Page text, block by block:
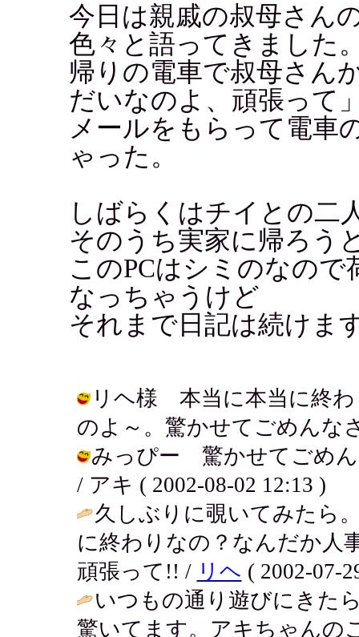
今日は親戚の叔母さん
色々と語ってきました
帰りの電車で叔母さん
だいなのよ、頑張って
メールをもらって電車
ゃった。
しばらくはチイとの二
そのうち実家に帰ろう
このPCはシミのなの
なっちゃうけど
それまで日記は続けま
リヘ様 本当に本当に終わ
のよ～。驚かせてごめんな
みっぴー 驚かせてごめん
/ アキ ( 2002-08-02 12:13 )
久しぶりに覗いてみたら
に終わりなの？なんだか人
頑張って!! / リヘ ( 2002-07-
いつもの通り遊びにきた
驚いてます。アキちゃんの